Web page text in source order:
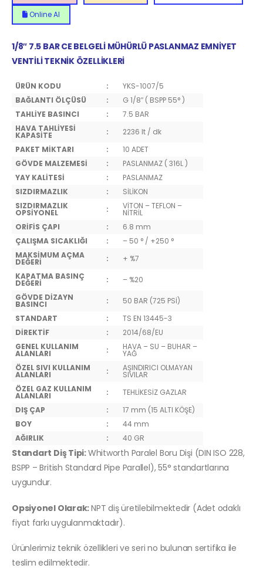
Online Al
1/8″ 7.5 BAR CE BELGELİ MÜHÜRLÜ PASLANMAZ EMNİYET
VENTİLİ TEKNİK ÖZELLİKLERİ
ÜRÜN KODU :
YKS-1007/5
BAĞLANTI ÖLÇÜSÜ
:
G 1/8″ ( BSPP 55° )
TAHLİYE BASINCI
:
7.5 BAR
HAVA TAHLİYESİ
KAPASİTE :
2236 lt / dk
PAKET MİKTARI
:
10 ADET
GÖVDE MALZEMESİ
:
PASLANMAZ ( 316L )
YAY KALİTESİ
:
PASLANMAZ
SIZDIRMAZLIK
:
SİLİKON
SIZDIRMAZLIK
OPSİYONEL : VİTON – TEFLON –
NİTRİL
ORİFİS ÇAPI
:
6.8 mm
ÇALIŞMA SICAKLIĞI
:
– 50 ° / +250 °
MAKSİMUM AÇMA
DEĞERİ :
+ %7
KAPATMA BASINÇ
DEĞERİ :
– %20
GÖVDE DİZAYN
BASINCI :
50 BAR (725 PSİ)
STANDART
:
TS EN 13445-3
DİREKTİF
:
2014/68/EU
GENEL KULLANIM
ALANLARI : HAVA – SU – BUHAR –
YAĞ
ÖZEL SIVI KULLANIM
ALANLARI : AŞINDIRICI OLMAYAN
SIVILAR
ÖZEL GAZ KULLANIM
ALANLARI :
TEHLİKESİZ GAZLAR
DIŞ ÇAP
:
17 mm (15 ALTI KÖŞE)
BOY
:
44 mm
AĞIRLIK
: 40 GR
Standart Diş Tipi:Whitworth Paralel Boru Dişi (DIN ISO 228,
BSPP – British Standard Pipe Parallel), 55° standartlarına
uygundur.
Opsiyonel Olarak:NPT diş üretilebilmektedir (Adet odaklı
fiyat farkı uygulanmaktadır).
Ürünlerimiz teknik özellikleri ve seri no bulunan sertifika ile
teslim edilmektedir.